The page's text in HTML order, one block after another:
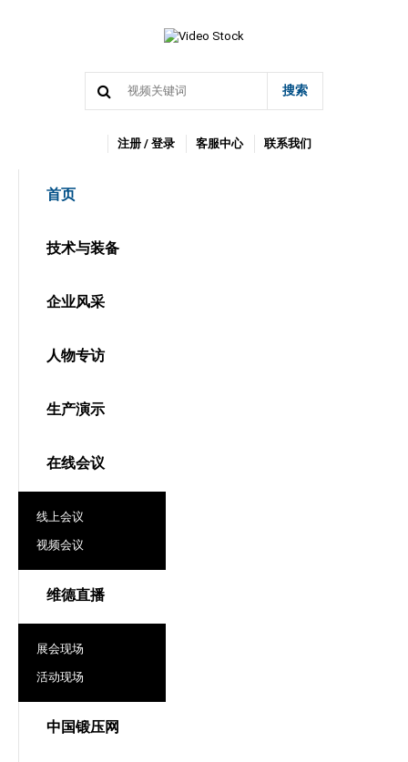
搜索
注册 / 登录 客服中心 联系我们
首页
技术与装备
企业风采
人物专访
生产演示
在线会议
线上会议
视频会议
维德直播
展会现场
活动现场
中国锻压网